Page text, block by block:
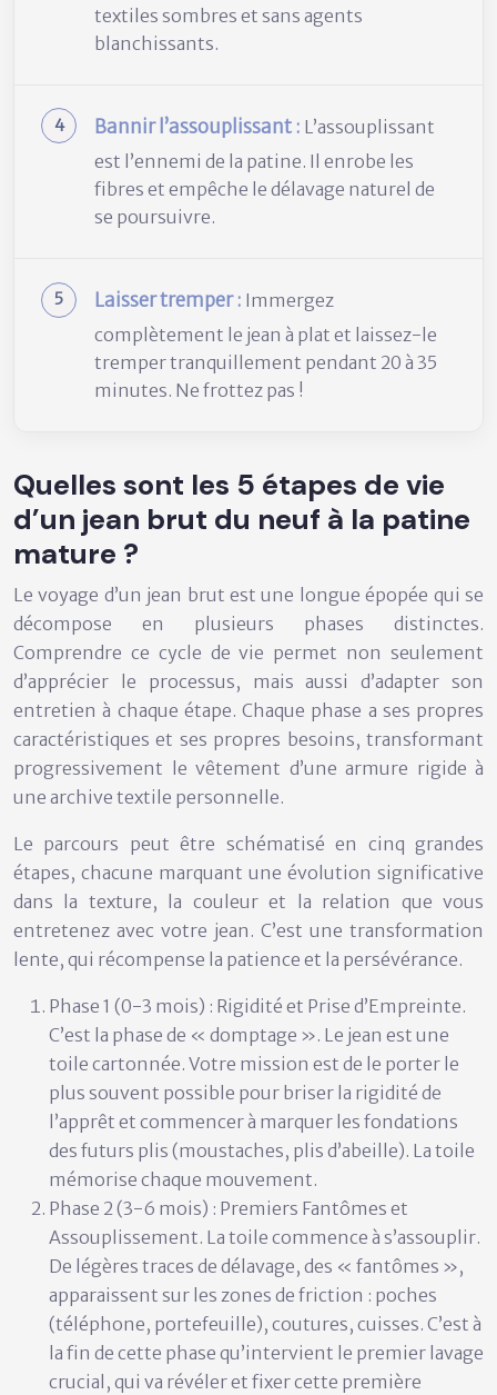
textiles sombres et sans agents
blanchissants.
Bannir l’assouplissant : L’assouplissant
est l’ennemi de la patine. Il enrobe les
fibres et empêche le délavage naturel de
se poursuivre.
Laisser tremper : Immergez
complètement le jean à plat et laissez-le
tremper tranquillement pendant 20 à 35
minutes. Ne frottez pas !
Quelles sont les 5 étapes de vie
d’un jean brut du neuf à la patine
mature ?
Le voyage d’un jean brut est une longue épopée qui se
décompose en plusieurs phases distinctes.
Comprendre ce cycle de vie permet non seulement
d’apprécier le processus, mais aussi d’adapter son
entretien à chaque étape. Chaque phase a ses propres
caractéristiques et ses propres besoins, transformant
progressivement le vêtement d’une armure rigide à
une archive textile personnelle.
Le parcours peut être schématisé en cinq grandes
étapes, chacune marquant une évolution significative
dans la texture, la couleur et la relation que vous
entretenez avec votre jean. C’est une transformation
lente, qui récompense la patience et la persévérance.
Phase 1 (0-3 mois) : Rigidité et Prise d’Empreinte.
C’est la phase de « domptage ». Le jean est une
toile cartonnée. Votre mission est de le porter le
plus souvent possible pour briser la rigidité de
l’apprêt et commencer à marquer les fondations
des futurs plis (moustaches, plis d’abeille). La toile
mémorise chaque mouvement.
Phase 2 (3-6 mois) : Premiers Fantômes et
Assouplissement. La toile commence à s’assouplir.
De légères traces de délavage, des « fantômes »,
apparaissent sur les zones de friction : poches
(téléphone, portefeuille), coutures, cuisses. C’est à
la fin de cette phase qu’intervient le premier lavage
crucial , qui va révéler et fixer cette première